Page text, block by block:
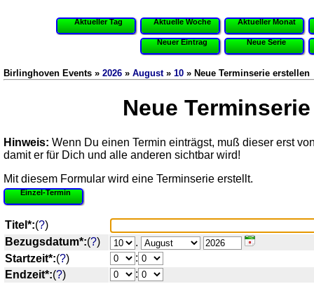
Aktueller Tag Aktuelle Woche Aktueller Monat
Neuer Eintrag Neue Serie
Birlinghoven Events » 2026 » August» 10 » Neue Terminserie erstellen
Neue
Hinweis: Wenn Du einen Termin einträgst, muß dieser erst
damit er für Dich und alle anderen sichtbar wird!
Mit diesem Formular wird eine Terminserie erstellt.
Einzel-Termin
Titel*:(?)
Bezugsdatum*:(?)
.
Startzeit*:(?)
:
Endzeit*:(?) :